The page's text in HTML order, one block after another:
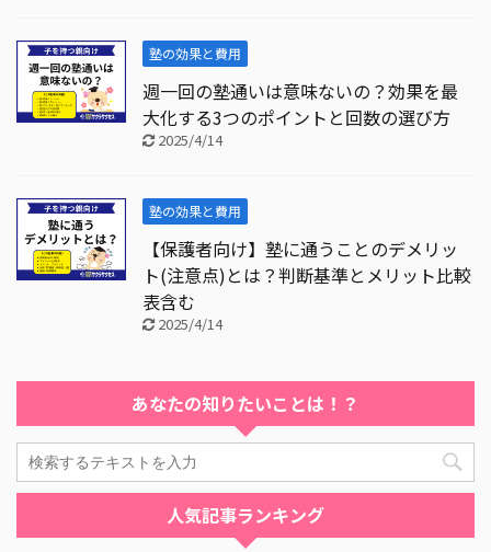
塾の効果と費用
週一回の塾通いは意味ないの？効果を最
大化する3つのポイントと回数の選び方
2025/4/14
塾の効果と費用
【保護者向け】塾に通うことのデメリッ
ト(注意点)とは？判断基準とメリット比較
表含む
2025/4/14
あなたの知りたいことは！？
人気記事ランキング